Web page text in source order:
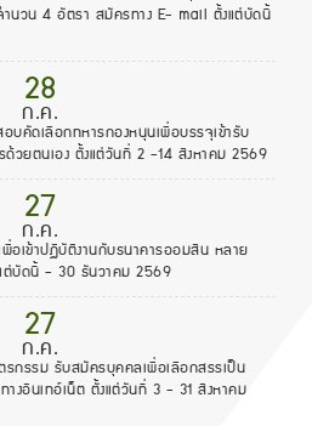
นวน 4 อัตรา สมัครทาง E- mail ตั้งแต่บัดนี้
28
ก.ค.
คัดเลือกทหารกองหนุนเพื่อบรรจุเข้ารับ
วยตนเอง ตั้งแต่วันที่ 2 -14 สิงหาคม 2569
27
ก.ค.
เข้าปฏิบัติงานกับธนาคารออมสิน หลาย
ต่บัดนี้ - 30 ธันวาคม 2569
27
ก.ค.
รกรรม รับสมัครบุคคลเพื่อเลือกสรรเป็น
งอินเทอ์เน็ต ตั้งแต่วันที่ 3 - 31 สิงหาคม